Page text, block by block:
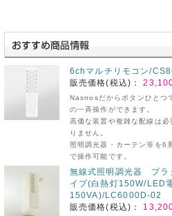
6chマルチリモコン/
販売価格(税込)：
Nasnosだからボタンひとつ
の一斉操作ができます。
高価な装置や複雑な配線は必
りません。
照明調光器・カーテン等を6
で操作可能です。
無線式照明調光器 プラ
イプ(白熱灯150W/LED
150VA)/LC6000D-02
販売価格(税込)：